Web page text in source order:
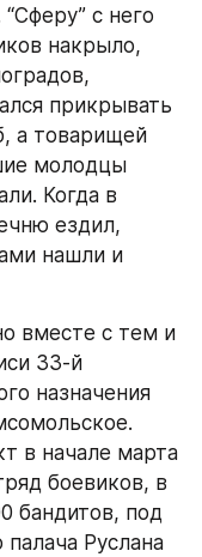
с него
накрыло,
прикрывать
а товарищей
молодцы
Когда в
ездил,
нашли и
вместе с тем и
33-й
назначения
в начале марта
боевиков, в
бандитов, под
Руслана